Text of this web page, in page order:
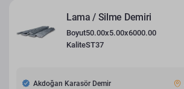
Lama / Silme Demiri
Boyut50.00x5.00x6000.00
KaliteST37
Akdoğan Karasör Demir